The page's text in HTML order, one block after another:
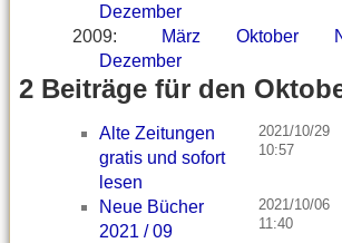
Dezember
2009: März Oktober
Dezember
2 Beiträge für den
Alte Zeitungen
gratis und sofort
lesen
2021/10/29
10:57
Neue Bücher
2021 / 09
2021/10/06
11:40